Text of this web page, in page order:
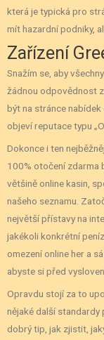
která je typická pro
mít hazardní podniky,
Zařízení
Snažím se, aby
žádnou odpovědnost
být na stránce nabídek
objeví reputace typu
Dokonce i ten
100% otočení zdarma
většině online kasin,
našeho seznamu.
největší přístavy na
jakékoli konkrétní
omezení online her a
abyste si před
Opravdu stojí za to
nějaké další standardy
dobrý tip, jak zjistit,